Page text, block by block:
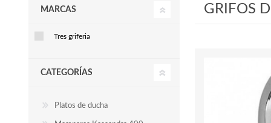
GRIFOS
MARCAS
Tres griferia
CATEGORÍAS
Platos de ducha